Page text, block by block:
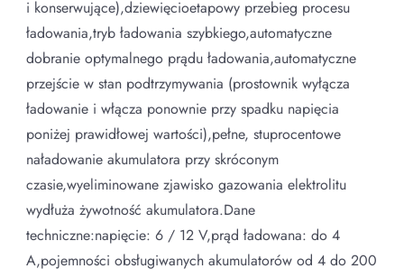
i konserwujące),dziewięcioetapowy przebieg procesu
ładowania,tryb ładowania szybkiego,automatyczne
dobranie optymalnego prądu ładowania,automatyczne
przejście w stan podtrzymywania (prostownik wyłącza
ładowanie i włącza ponownie przy spadku napięcia
poniżej prawidłowej wartości),pełne, stuprocentowe
naładowanie akumulatora przy skróconym
czasie,wyeliminowane zjawisko gazowania elektrolitu
wydłuża żywotność akumulatora. Dane
techniczne:napięcie: 6 / 12 V,prąd ładowana: do 4
A,pojemności obsługiwanych akumulatorów od 4 do 200